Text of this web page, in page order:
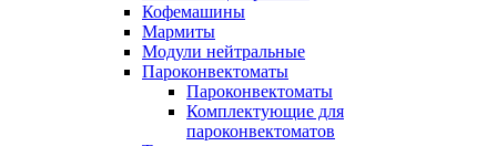
Кофемашины
Мармиты
Модули нейтральные
Пароконвектоматы
Пароконвектоматы
Комплектующие для
пароконвектоматов